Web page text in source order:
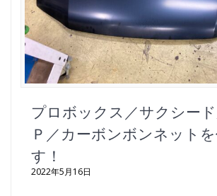
プロボックス／サクシー
Ｐ／カーボンボンネット
す！
2022年5月16日